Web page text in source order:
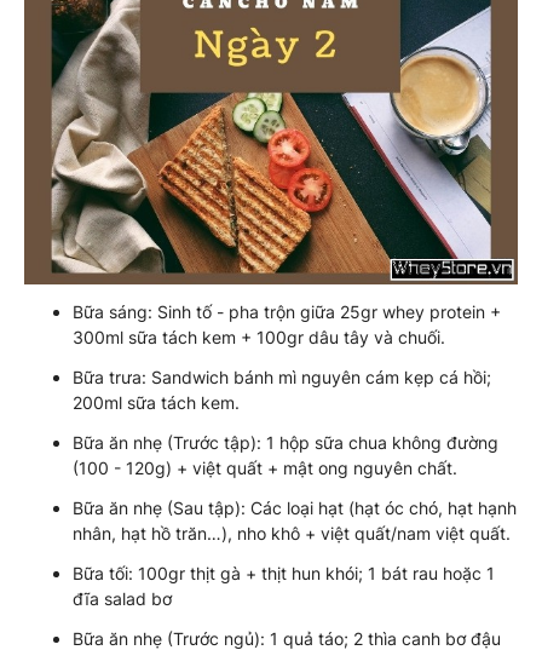
Bữa sáng: Sinh tố - pha trộn giữa 25gr whey protein +
300ml sữa tách kem + 100gr dâu tây và chuối.
Bữa trưa: Sandwich bánh mì nguyên cám kẹp cá hồi;
200ml sữa tách kem.
Bữa ăn nhẹ (Trước tập): 1 hộp sữa chua không đường
(100 - 120g) + việt quất + mật ong nguyên chất.
Bữa ăn nhẹ (Sau tập): Các loại hạt (hạt óc chó, hạt hạnh
nhân, hạt hồ trăn…), nho khô + việt quất/nam việt quất.
Bữa tối: 100gr thịt gà + thịt hun khói; 1 bát rau hoặc 1
đĩa salad bơ
Bữa ăn nhẹ (Trước ngủ): 1 quả táo; 2 thìa canh bơ đậu